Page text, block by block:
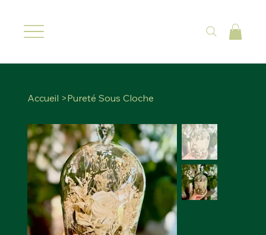
Accueil >Pureté Sous Cloche